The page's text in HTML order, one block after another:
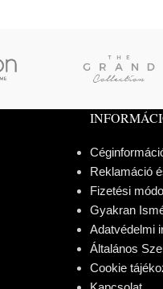
Reklamáció
Fizetési
Gyakran
Adatvédelmi
Általános
Cookie